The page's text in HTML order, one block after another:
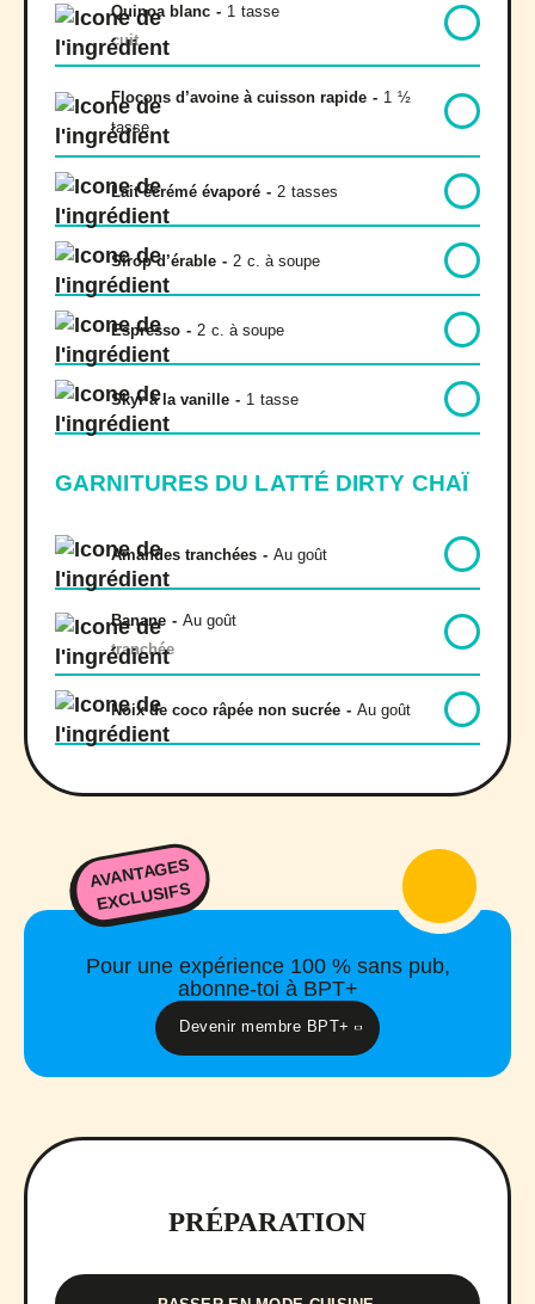
Quinoa blanc - 1 tasse
cuit
Flocons d’avoine à cuisson rapide - 1 ½
tasse
Lait écrémé évaporé - 2 tasses
Sirop d’érable - 2 c. à soupe
Espresso - 2 c. à soupe
Skyr à la vanille - 1 tasse
GARNITURES DU LATTÉ DIRTY CHAÏ
Amandes tranchées - Au goût
Banane - Au goût
tranchée
Noix de coco râpée non sucrée - Au goût
AVANTAGES
EXCLUSIFS
Pour une expérience 100 % sans pub,
abonne-toi à BPT+
Devenir membre BPT+
PRÉPARATION